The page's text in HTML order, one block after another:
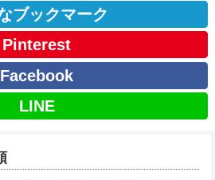
ブックマーク
Pinterest
Facebook
LINE